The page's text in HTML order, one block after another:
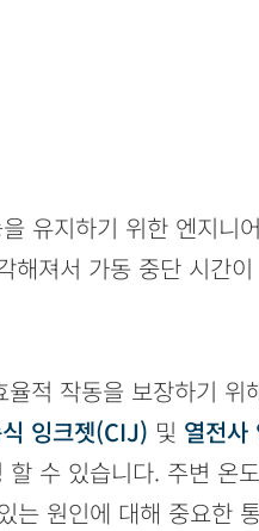
유지하기 위한 엔지니
져서 가동 중단 시간
적 작동을 보장하기 위
잉크젯(CIJ) 및 열전사
수 있습니다. 주변 온
는 원인에 대해 중요한